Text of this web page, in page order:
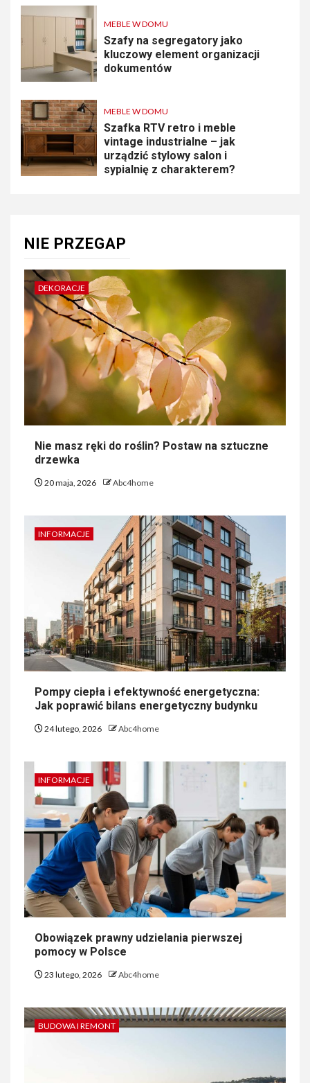
MEBLE W DOMU
Szafy na segregatory jako
kluczowy element organizacji
dokumentów
MEBLE W DOMU
Szafka RTV retro i meble
vintage industrialne – jak
urządzić stylowy salon i
sypialnię z charakterem?
NIE PRZEGAP
DEKORACJE
Nie masz ręki do roślin? Postaw na sztuczne
drzewka
20 maja, 2026 Abc4home
INFORMACJE
Pompy ciepła i efektywność energetyczna:
Jak poprawić bilans energetyczny budynku
24 lutego, 2026 Abc4home
INFORMACJE
Obowiązek prawny udzielania pierwszej
pomocy w Polsce
23 lutego, 2026 Abc4home
BUDOWA I REMONT